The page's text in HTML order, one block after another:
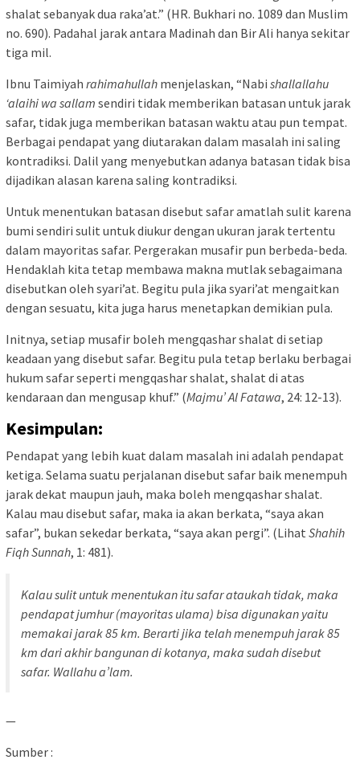
shalat sebanyak dua raka’at.” (HR. Bukhari no. 1089 dan Muslim
no. 690). Padahal jarak antara Madinah dan Bir Ali hanya sekitar
tiga mil.
Ibnu Taimiyah rahimahullah menjelaskan, “Nabi shallallahu
‘alaihi wa sallam sendiri tidak memberikan batasan untuk jarak
safar, tidak juga memberikan batasan waktu atau pun tempat.
Berbagai pendapat yang diutarakan dalam masalah ini saling
kontradiksi. Dalil yang menyebutkan adanya batasan tidak bisa
dijadikan alasan karena saling kontradiksi.
Untuk menentukan batasan disebut safar amatlah sulit karena
bumi sendiri sulit untuk diukur dengan ukuran jarak tertentu
dalam mayoritas safar. Pergerakan musafir pun berbeda-beda.
Hendaklah kita tetap membawa makna mutlak sebagaimana
disebutkan oleh syari’at. Begitu pula jika syari’at mengaitkan
dengan sesuatu, kita juga harus menetapkan demikian pula.
Initnya, setiap musafir boleh mengqashar shalat di setiap
keadaan yang disebut safar. Begitu pula tetap berlaku berbagai
hukum safar seperti mengqashar shalat, shalat di atas
kendaraan dan mengusap khuf.” (Majmu’ Al Fatawa, 24: 12-13).
Kesimpulan:
Pendapat yang lebih kuat dalam masalah ini adalah pendapat
ketiga. Selama suatu perjalanan disebut safar baik menempuh
jarak dekat maupun jauh, maka boleh mengqashar shalat.
Kalau mau disebut safar, maka ia akan berkata, “saya akan
safar”, bukan sekedar berkata, “saya akan pergi”. (Lihat Shahih
Fiqh Sunnah, 1: 481).
Kalau sulit untuk menentukan itu safar ataukah tidak, maka
pendapat jumhur (mayoritas ulama) bisa digunakan yaitu
memakai jarak 85 km. Berarti jika telah menempuh jarak 85
km dari akhir bangunan di kotanya, maka sudah disebut
safar. Wallahu a’lam.
—
Sumber :